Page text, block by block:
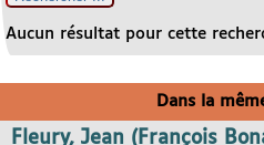
Aucun résultat pour cette
Dans la
Fleury, Jean (François